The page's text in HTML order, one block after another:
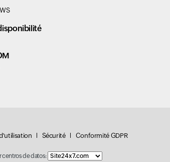
Sécurité Conformité GDPR
centros de datos: